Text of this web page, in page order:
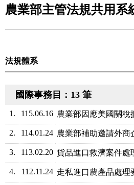
農業部主管法規共用系
法規體系
國際事務目：13 筆
1. 115.06.16 農業部因應美國關稅
2. 114.01.24 農業部補助邀請外商
3. 113.02.20 貨品進口救濟案件處
4. 112.11.24 走私進口農產品處理